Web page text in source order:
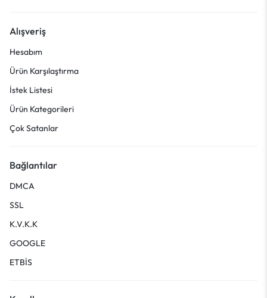
Alışveriş
Hesabım
Ürün Karşılaştırma
İstek Listesi
Ürün Kategorileri
Çok Satanlar
Bağlantılar
DMCA
SSL
K.V.K.K
GOOGLE
ETBİS